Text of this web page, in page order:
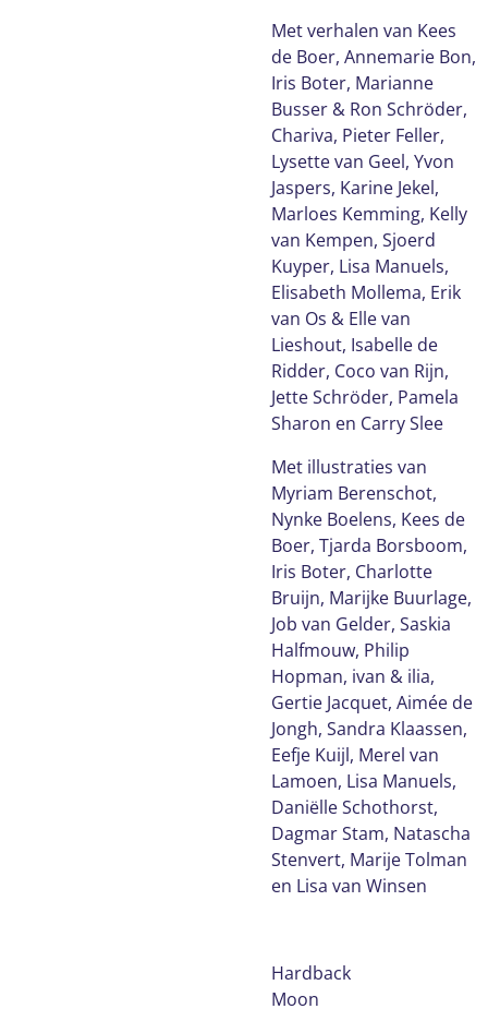
Met verhalen van Kees
de Boer, Annemarie Bon,
Iris Boter, Marianne
Busser & Ron Schröder,
Chariva, Pieter Feller,
Lysette van Geel, Yvon
Jaspers, Karine Jekel,
Marloes Kemming, Kelly
van Kempen, Sjoerd
Kuyper, Lisa Manuels,
Elisabeth Mollema, Erik
van Os & Elle van
Lieshout, Isabelle de
Ridder, Coco van Rijn,
Jette Schröder, Pamela
Sharon en Carry Slee
Met illustraties van
Myriam Berenschot,
Nynke Boelens, Kees de
Boer, Tjarda Borsboom,
Iris Boter, Charlotte
Bruijn, Marijke Buurlage,
Job van Gelder, Saskia
Halfmouw, Philip
Hopman, ivan & ilia,
Gertie Jacquet, Aimée de
Jongh, Sandra Klaassen,
Eefje Kuijl, Merel van
Lamoen, Lisa Manuels,
Daniëlle Schothorst,
Dagmar Stam, Natascha
Stenvert, Marije Tolman
en Lisa van Winsen
Hardback
Moon